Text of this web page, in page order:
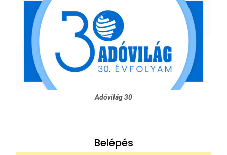
Adóvilág 30
Belépés